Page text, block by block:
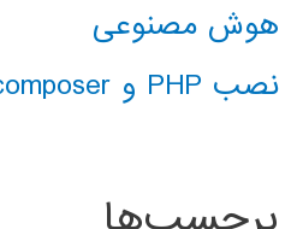
هوش مصنوعی
نصب PHP و composer در ویندوز 10